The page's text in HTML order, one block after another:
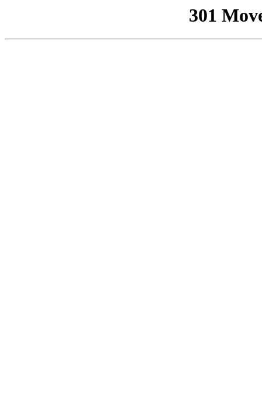
301